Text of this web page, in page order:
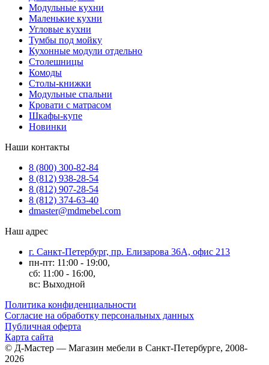
Модульные кухни
Маленькие кухни
Угловые кухни
Тумбы под мойку
Кухонные модули отдельно
Столешницы
Комоды
Столы-книжки
Модульные спальни
Кровати с матрасом
Шкафы-купе
Новинки
Наши контакты
8 (800) 300-82-84
8 (812) 938-28-54
8 (812) 907-28-54
8 (812) 374-63-40
dmaster@mdmebel.com
Наш адрес
г. Санкт-Петербург, пр. Елизарова 36А, офис 213
пн-пт: 11:00 - 19:00,
сб: 11:00 - 16:00,
вс: Выходной
Политика конфиденциальности
Согласие на обработку персональных данных
Публичная оферта
Карта сайта
© Д-Мастер — Магазин мебели в Санкт-Петербурге, 2008-
2026